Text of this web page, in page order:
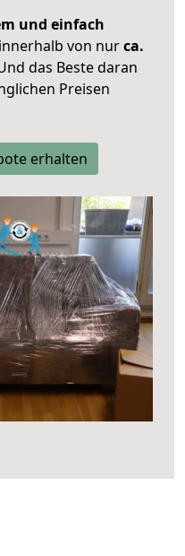
und einfach
von nurca.
das Beste daran
Preisen
erhalten